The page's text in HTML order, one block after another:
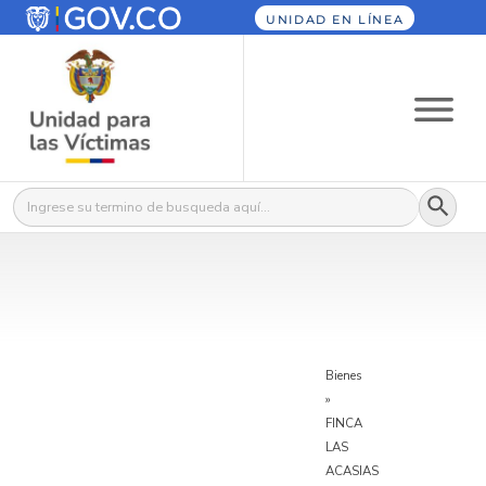
UNIDAD EN LÍNEA
Buscar: Botón
Bienes
»
FINCA
LAS
ACASIAS